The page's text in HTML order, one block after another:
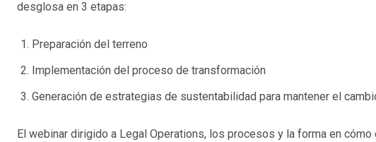
desglosa en 3 etapas:
Preparación del terreno
Implementación del proceso de transformación
Generación de estrategias de sustentabilidad para mantener el
El webinar dirigido a Legal Operations, los procesos y la forma en